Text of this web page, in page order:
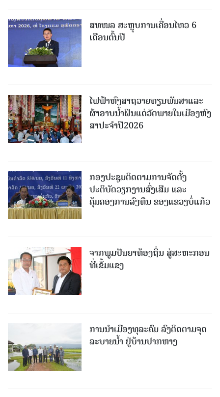
ສທໜລ ສະຫຼຸບການເຄື່ອນໄຫວ 6
ເດືອນຕົ້ນປີ
ໄຟຟ້າຫົງສາຖວາຍທຽນພັນສາແລະ
ຜ້າອາບນໍ້າຝົນແດ່ວັດພາຍໃນເມືອງຫົງ
ສາປະຈໍາປີ2026
ກອງປະຊຸມຕິດຕາມການຈັດຕັ້ງ
ປະຕິບັດວຽກງານສົ່ງເສີມ ແລະ
ຄຸ້ມຄອງການລົງທຶນ ຂອງແຂວງບໍ່ແກ້ວ
ຈາກພູມປັນຍາທ້ອງຖິ່ນ ສູ່ສະຫະກອນ
ທີ່ເຂັ້ມແຂງ
ການນໍາເມືອງທຸລະຄົມ ລົງຕິດຕາມຈຸດ
ລະບາຍນໍ້າ ຢູ່ບ້ານປາກຫາງ